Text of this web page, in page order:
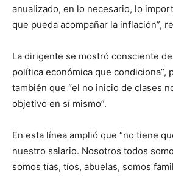
anualizado, en lo necesario, lo
que pueda acompañar la inflación”,
La dirigente se mostró consciente
política económica que condiciona”,
también que “el no inicio de clases
objetivo en sí mismo”.
En esta línea amplió que “no tiene
nuestro salario. Nosotros todos
somos tías, tíos, abuelas, somos